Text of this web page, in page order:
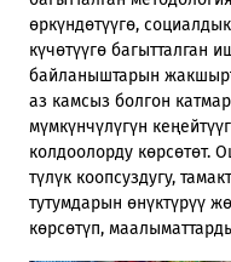
өркүндөтүүгө,
күчөтүүгө багытталган
байланыштарын
аз камсыз болгон
мүмкүнчүлүгүн
колдоолорду көрсөтөт.
түлүк коопсуздугу,
тутумдарын өнүктүрүү
көрсөтүп,